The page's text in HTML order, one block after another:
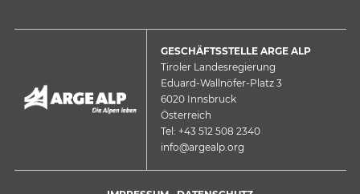
GESCHÄFTSSTELLE ARGE ALP
Tiroler Landesregierung
Eduard-Wallnöfer-Platz 3
6020 Innsbruck
Österreich
Tel: +43 512 508 2340
info@argealp.org